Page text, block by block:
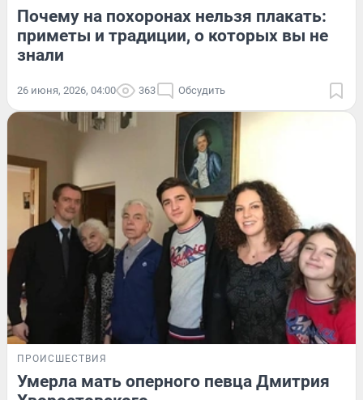
Почему на похоронах нельзя плакать:
приметы и традиции, о которых вы не
знали
26 июня, 2026, 04:00 363 Обсудить
ПРОИСШЕСТВИЯ
Умерла мать оперного певца Дмитрия